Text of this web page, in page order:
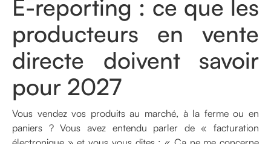
E-reporting : ce que les
producteurs en vente
directe doivent savoir
pour 2027
Vous vendez vos produits au marché, à la ferme ou en
paniers ? Vous avez entendu parler de « facturation